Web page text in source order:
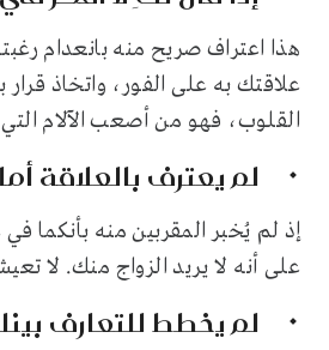
هذا اعتراف صريح منه بانعدام
علاقتك به على الفور، واتخاذ
القلوب، فهو من أصعب الآلام
لم يعترف بالعلاقة
إذ لم يُخبر المقربين منه بأنكما
على أنه لا يريد الزواج منك. لا
لم يخطط للتعارف